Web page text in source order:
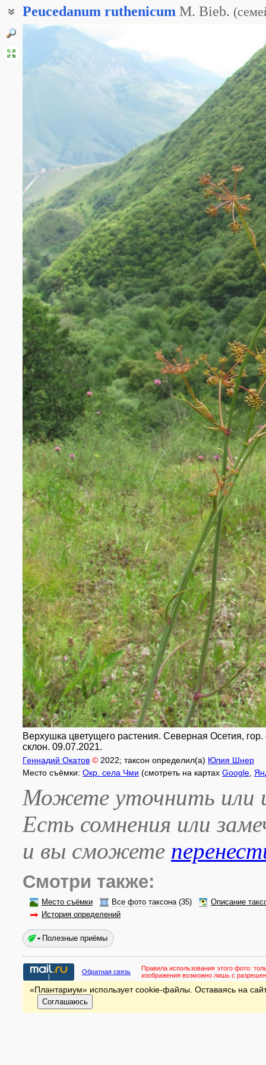
Peucedanum ruthenicum M. Bieb. (
Верхушка цветущего растения. Северная Осетия,
склон. 09.07.2021.
Геннадий Окатов © 2022; таксон определил(а) Юлия Шнер
Место съёмки: Окр. села Чми (смотреть на картах Google
Можете уточнить или
Есть сомнения или
и вы сможете
Смотри также:
Место съёмки Все фото таксона(35)
Описание
История определений
Полезные приёмы
Обратная связь Правила использования этого фото:
изображения возможно лишь с
«Плантариум» использует cookie-файлы. Оставаясь на
Соглашаюсь